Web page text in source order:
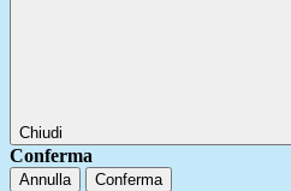
Chiudi
Conferma
Annulla Conferma